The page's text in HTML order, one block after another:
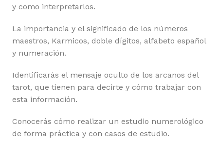
y como interpretarlos.
La importancia y el significado de los números
maestros, Karmicos, doble dígitos, alfabeto español
y numeración.
Identificarás el mensaje oculto de los arcanos del
tarot, que tienen para decirte y cómo trabajar con
esta información.
Conocerás cómo realizar un estudio numerológico
de forma práctica y con casos de estudio.